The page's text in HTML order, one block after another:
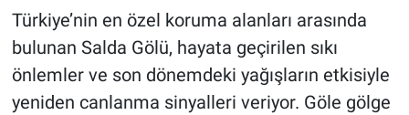
Türkiye’nin en özel koruma alanları arasında
bulunan Salda Gölü, hayata geçirilen sıkı
önlemler ve son dönemdeki yağışların etkisiyle
yeniden canlanma sinyalleri veriyor. Göle gölge